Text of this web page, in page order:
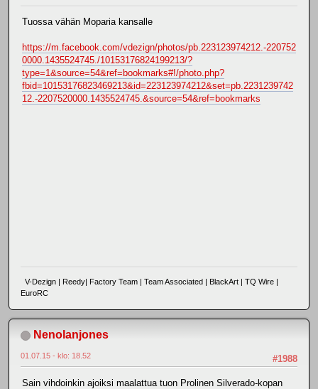
Tuossa vähän Moparia kansalle
https://m.facebook.com/vdezign/photos/pb.223123974212.-220752
0000.1435524745./10153176824199213/?
type=1&source=54&ref=bookmarks#!/photo.php?
fbid=10153176823469213&id=223123974212&set=pb.2231239742
12.-2207520000.1435524745.&source=54&ref=bookmarks
V-Dezign | Reedy| Factory Team | Team Associated | BlackArt | TQ Wire |
EuroRC
Nenolanjones
#1988
01.07.15 - klo: 18.52
Sain vihdoinkin ajoiksi maalattua tuon Prolinen Silverado-kopan